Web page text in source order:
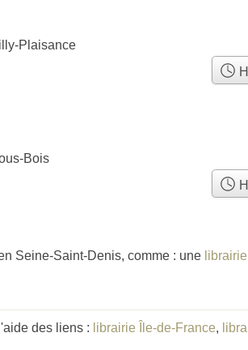
Plaisance
Bois
Seine-Saint-Denis, comme : une
des liens : librairie Île-de-France,